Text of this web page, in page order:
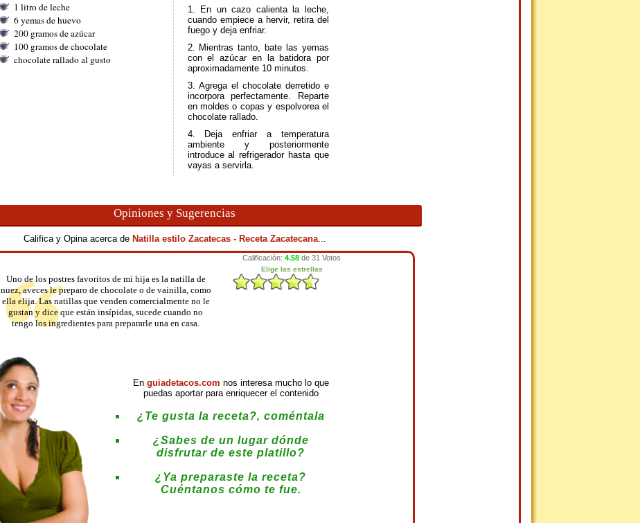
1 litro de leche
6 yemas de huevo
200 gramos de azúcar
100 gramos de chocolate
chocolate rallado al gusto
1. En un cazo calienta la leche,
cuando empiece a hervir, retira del
fuego y deja enfriar.
2. Mientras tanto, bate las yemas
con el azúcar en la batidora por
aproximadamente 10 minutos.
3. Agrega el chocolate derretido e
incorpora perfectamente. Reparte
en moldes o copas y espolvorea el
chocolate rallado.
4. Deja enfriar a temperatura
ambiente y posteriormente
introduce al refrigerador hasta que
vayas a servirla.
Opiniones y Sugerencias
Califica y Opina acerca de Natilla estilo Zacatecas - Receta Zacatecana...
Uno de los postres favoritos de mi hija es la natilla de
nuez, aveces le preparo de chocolate o de vainilla, como
ella elija. Las natillas que venden comercialmente no le
gustan y dice que están insípidas, sucede cuando no
tengo los ingredientes para prepararle una en casa.
En guiadetacos.com nos interesa mucho lo que
puedas aportar para enriquecer el contenido
¿Te gusta la receta?, coméntala
¿Sabes de un lugar dónde
disfrutar de este platillo?
¿Ya preparaste la receta?
Cuéntanos cómo te fue.